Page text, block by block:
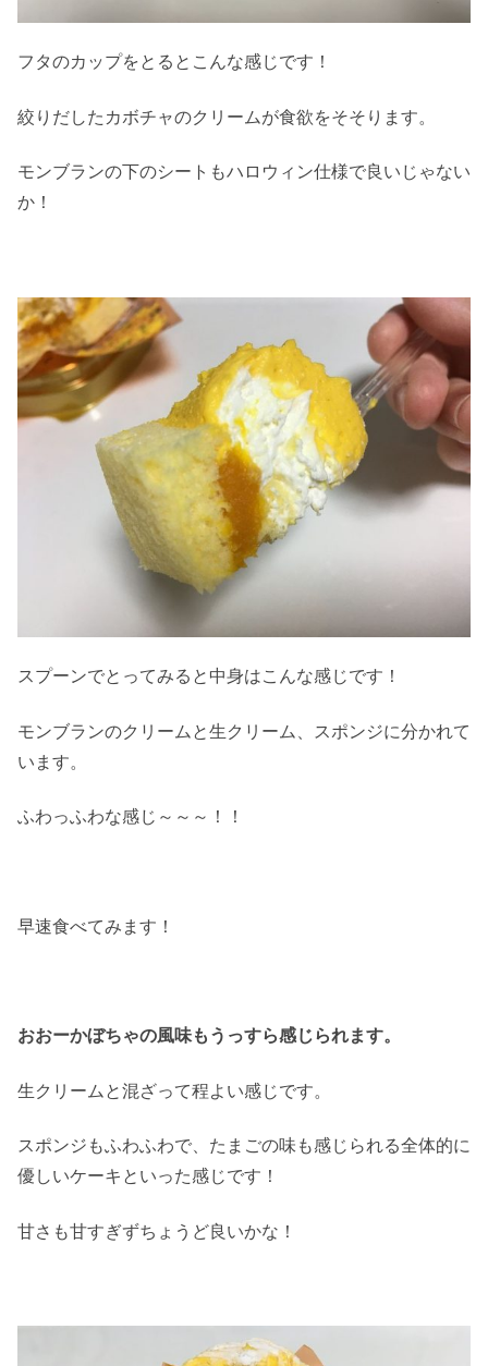
フタのカップをとるとこんな感じです！
絞りだしたカボチャのクリームが食欲をそそります。
モンブランの下のシートもハロウィン仕様で良いじゃない
か！
スプーンでとってみると中身はこんな感じです！
モンブランのクリームと生クリーム、スポンジに分かれて
います。
ふわっふわな感じ～～～！！
早速食べてみます！
おおーかぼちゃの風味もうっすら感じられます。
生クリームと混ざって程よい感じです。
スポンジもふわふわで、たまごの味も感じられる全体的に
優しいケーキといった感じです！
甘さも甘すぎずちょうど良いかな！